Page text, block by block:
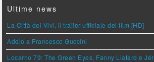
Ultime news
La Città dei Vivi, il trailer ufficiale del film [HD]
Addio a Francesco Guccini
Locarno 79: The Green Eyes, Fanny Liatard e